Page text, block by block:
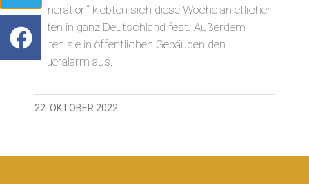
Generation“ klebten sich diese Woche an etlichen
Orten in ganz Deutschland fest. Außerdem
lösten sie in öffentlichen Gebäuden den
Feueralarm aus.
22. OKTOBER 2022